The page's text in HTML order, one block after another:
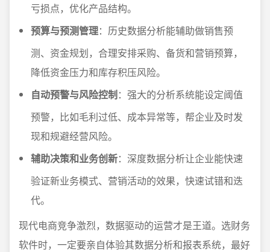
亏损点，优化产品结构。
预算与预测管理：历史数据分析能辅助做销售预
测、资金规划，合理安排采购、备货和营销预算，
降低资金压力和库存积压风险。
自动预警与风险控制：强大的分析系统能设定阈值
预警，比如毛利过低、成本异常等，帮企业及时发
现和规避经营风险。
辅助决策和业务创新：深度数据分析让企业能快速
验证新业务模式、营销活动的效果，快速试错和迭
代。
现代电商竞争激烈，数据驱动的运营才是王道。选财务
软件时，一定要亲自体验其数据分析和报表系统，最好